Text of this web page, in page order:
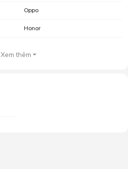
Oppo
Honor
Xem thêm